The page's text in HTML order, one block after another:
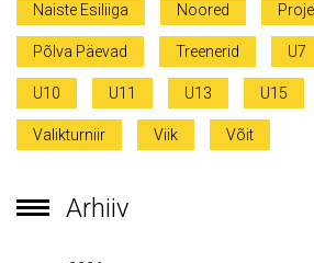
Naiste Esiliiga Noored
Põlva Päevad Treenerid U7
U10 U11 U13 U15
Valikturniir Viik Võit
Arhiiv